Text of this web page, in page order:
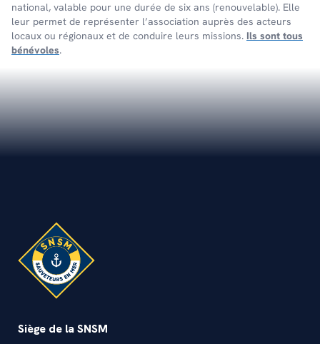
national, valable pour une durée de six ans (renouvelable). Elle
leur permet de représenter l’association auprès des acteurs
locaux ou régionaux et de conduire leurs missions. Ils sont tous
bénévoles.
Siège de la SNSM